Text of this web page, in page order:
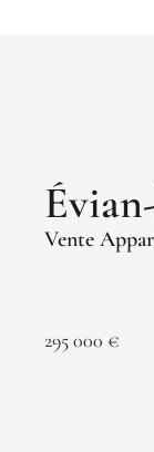
Vente
295 000 €